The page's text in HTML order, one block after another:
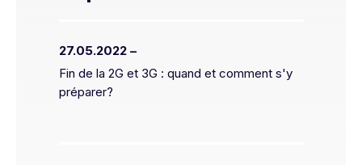
27.05.2022 –
Fin de la 2G et 3G : quand et comment s'y
préparer?